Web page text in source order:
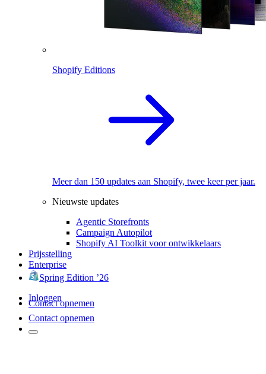
Shopify Editions
Meer dan 150 updates aan Shopify, twee keer per jaar.
Nieuwste updates
Agentic Storefronts
Campaign Autopilot
Shopify AI Toolkit voor ontwikkelaars
Prijsstelling
Enterprise
Spring Edition ’26
Inloggen
Contact opnemen
Contact opnemen